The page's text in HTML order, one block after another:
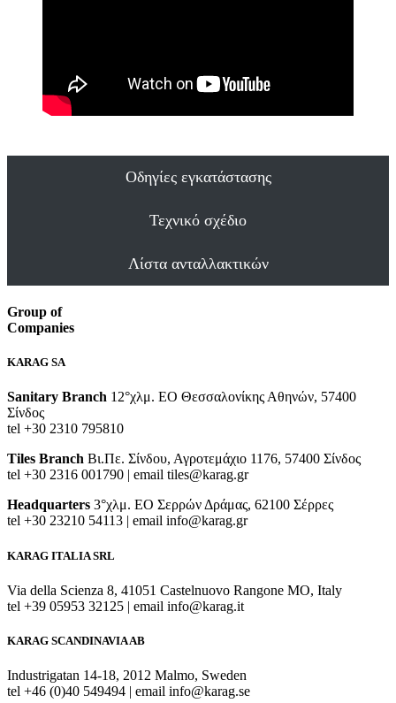
Οδηγίες εγκατάστασης
Τεχνικό σχέδιο
Λίστα ανταλλακτικών
Group of
Companies
KARAG SA
Sanitary Branch 12°χλμ. ΕΟ Θεσσαλονίκης Αθηνών, 57400
Σίνδος
tel +30 2310 795810
Tiles Branch Βι.Πε. Σίνδου, Αγροτεμάχιο 1176, 57400 Σίνδος
tel +30 2316 001790 | email tiles@karag.gr
Headquarters 3°χλμ. ΕΟ Σερρών Δράμας, 62100 Σέρρες
tel +30 23210 54113 | email info@karag.gr
KARAG ITALIA SRL
Via della Scienza 8, 41051 Castelnuovo Rangone MO, Italy
tel +39 05953 32125 | email info@karag.it
KARAG SCANDINAVIA AB
Industrigatan 14-18, 2012 Malmo, Sweden
tel +46 (0)40 549494 | email info@karag.se